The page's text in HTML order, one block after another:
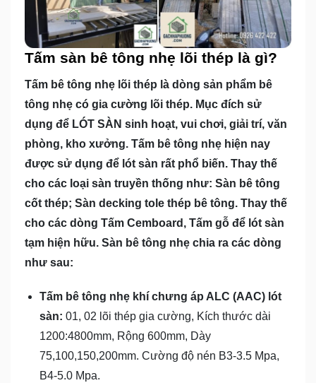
Tấm sàn bê tông nhẹ lõi thép là gì?
Tấm bê tông nhẹ lõi thép là dòng sản phẩm bê
tông nhẹ có gia cường lõi thép. Mục đích sử
dụng để LÓT SÀN sinh hoạt, vui chơi, giải trí, văn
phòng, kho xưởng. Tấm bê tông nhẹ hiện nay
được sử dụng để lót sàn rất phổ biến. Thay thế
cho các loại sàn truyền thống như: Sàn bê tông
cốt thép; Sàn decking tole thép bê tông. Thay thế
cho các dòng Tấm Cemboard, Tấm gỗ để lót sàn
tạm hiện hữu. Sàn bê tông nhẹ chia ra các dòng
như sau:
Tấm bê tông nhẹ khí chưng áp ALC (AAC) lót
sàn: 01, 02 lõi thép gia cường, Kích thước dài
1200:4800mm, Rộng 600mm, Dày
75,100,150,200mm. Cường độ nén B3-3.5 Mpa,
B4-5.0 Mpa.